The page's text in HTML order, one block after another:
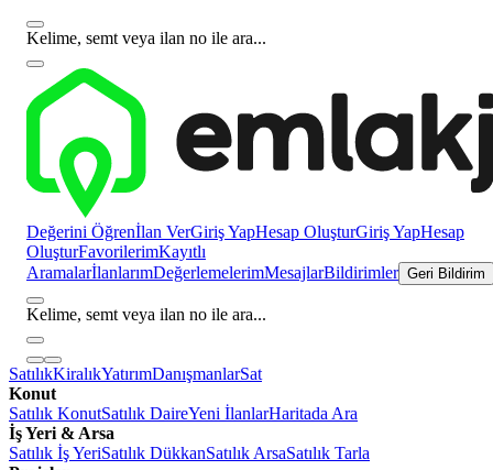
Kelime, semt veya ilan no ile ara...
Değerini Öğrenİlan VerGiriş YapHesap OluşturGiriş YapHesap
OluşturFavorilerimKayıtlı
AramalarİlanlarımDeğerlemelerimMesajlarBildirimler Geri Bildirim
Kelime, semt veya ilan no ile ara...
SatılıkKiralıkYatırımDanışmanlarSat
Konut
Satılık KonutSatılık DaireYeni İlanlarHaritada Ara
İş Yeri & Arsa
Satılık İş YeriSatılık DükkanSatılık ArsaSatılık Tarla